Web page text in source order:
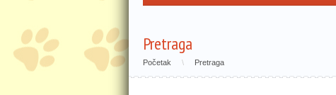
Pretraga
Početak \ Pretraga